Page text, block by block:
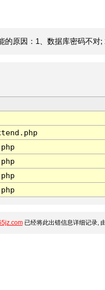
原因：1、数据库密码不对;
已经将此出错信息详细记录,